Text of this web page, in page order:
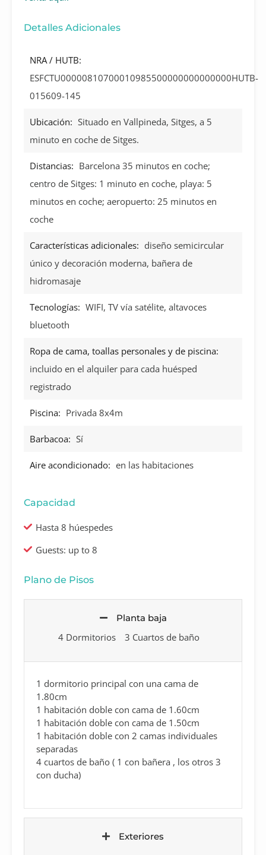
Detalles Adicionales
NRA / HUTB:
ESFCTU00000810700010985500000000000000HUTB-
015609-145
Ubicación: Situado en Vallpineda, Sitges, a 5
minuto en coche de Sitges.
Distancias: Barcelona 35 minutos en coche;
centro de Sitges: 1 minuto en coche, playa: 5
minutos en coche; aeropuerto: 25 minutos en
coche
Características adicionales: diseño semicircular
único y decoración moderna, bañera de
hidromasaje
Tecnologías: WIFI, TV vía satélite, altavoces
bluetooth
Ropa de cama, toallas personales y de piscina:
incluido en el alquiler para cada huésped
registrado
Piscina: Privada 8x4m
Barbacoa: Sí
Aire acondicionado: en las habitaciones
Capacidad
Hasta 8 húespedes
Guests: up to 8
Plano de Pisos
Planta baja
4 Dormitorios 3 Cuartos de baño
1 dormitorio principal con una cama de
1.80cm
1 habitación doble con cama de 1.60cm
1 habitación doble con cama de 1.50cm
1 habitación doble con 2 camas individuales
separadas
4 cuartos de baño ( 1 con bañera , los otros 3
con ducha)
Exteriores